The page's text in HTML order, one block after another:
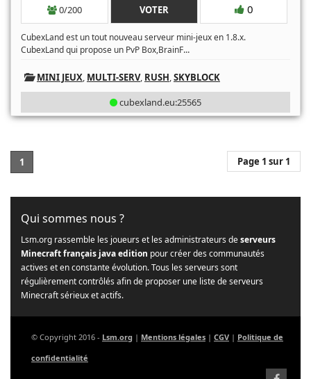
0/200 VOTER 0
​CubexLand est un tout nouveau serveur mini-jeux en 1.8.x.
CubexLand qui propose un PvP Box,BrainF...
MINI JEUX, MULTI-SERV, RUSH,SKYBLOCK
cubexland.eu:25565
1 Page 1 sur 1
Qui sommes nous ?
Lsm.org rassemble les joueurs et les administrateurs deserveurs
Minecraft français java edition pour créer des communautés
actives et en constante évolution. Tous les serveurs sont
régulièrement contrôlés afin de proposer une liste de serveurs
Minecraft sérieux et actifs.
© Copyright 2016 - Lsm.org | Mentions légales | CGV | Politique de
confidentialité